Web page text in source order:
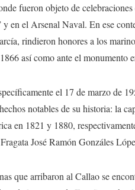
fueron objeto de
en el Arsenal Naval. En ese
rindieron honores a los
así como ante el monumento
el 17 de marzo de
notables de su historia: la
en 1821 y 1880,
José Ramón Gonzáles
que arribaron al Callao se